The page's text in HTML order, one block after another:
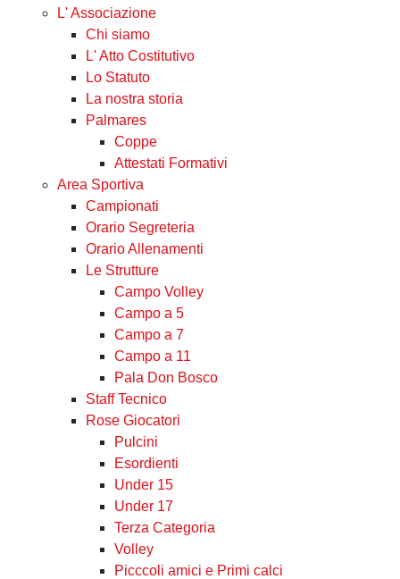
L' Associazione
Chi siamo
L' Atto Costitutivo
Lo Statuto
La nostra storia
Palmares
Coppe
Attestati Formativi
Area Sportiva
Campionati
Orario Segreteria
Orario Allenamenti
Le Strutture
Campo Volley
Campo a 5
Campo a 7
Campo a 11
Pala Don Bosco
Staff Tecnico
Rose Giocatori
Pulcini
Esordienti
Under 15
Under 17
Terza Categoria
Volley
Picccoli amici e Primi calci